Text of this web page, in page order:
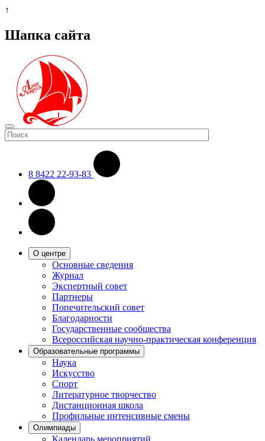
↑
Шапка сайта
8 8422 22-93-83
О центре
Основные сведения
Журнал
Экспертный совет
Партнеры
Попечительский совет
Благодарности
Государственные сообщества
Всероссийская научно-практическая конференция
Образовательные программы
Наука
Искусство
Спорт
Литературное творчество
Дистанционная школа
Профильные интенсивные смены
Олимпиады
Календарь мероприятий